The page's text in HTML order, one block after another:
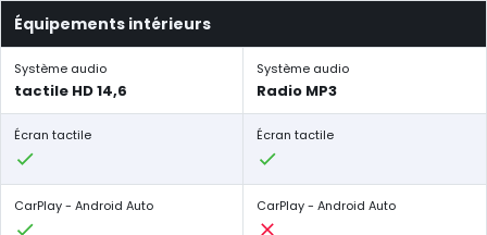
Équipements intérieurs
Système audio
tactile HD 14,6
Système audio
Radio MP3
Écran tactile Écran tactile
CarPlay - Android Auto CarPlay - Android Auto